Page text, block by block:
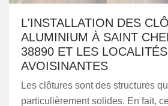
L'INSTALLATION DES
ALUMINIUM À SAINT
38890 ET LES LOCALITÉS
AVOISINANTES
Les clôtures sont des structures
particulièrement solides. En fait,